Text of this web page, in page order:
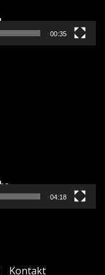
00:35
04:18
Kontakt